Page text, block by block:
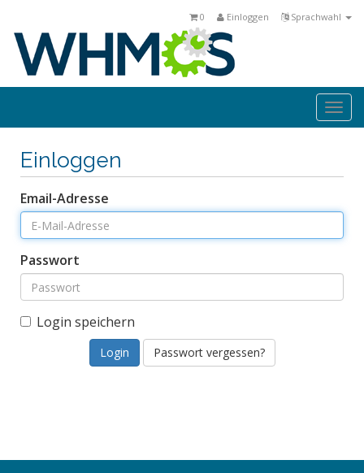
Sprachwahl
Einloggen
0
Einloggen
Email-Adresse
Passwort
Login speichern
Passwort vergessen?